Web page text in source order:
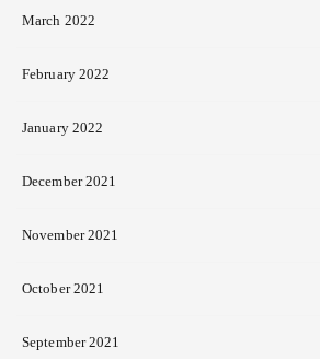
March 2022
February 2022
January 2022
December 2021
November 2021
October 2021
September 2021